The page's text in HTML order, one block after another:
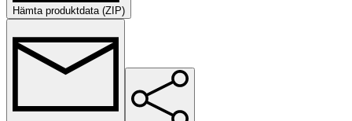
Hämta produktdata (ZIP)